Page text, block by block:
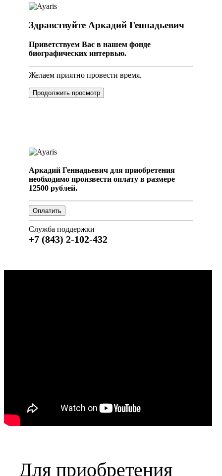
Здравствуйте Аркадий Геннадьевич
Приветствуем Вас в нашем фонде
биографических интервью.
Желаем приятно провести время.
Продолжить просмотр
Аркадий Геннадьевич для приобретения
необходимо произвести оплату в размере
12500 рублей.
Служба поддержки
+7 (843) 2-102-432
Для приобретения